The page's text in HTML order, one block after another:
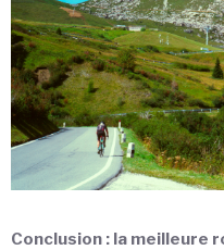
Conclusion : la meilleure